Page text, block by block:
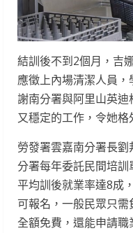
結訓後不到2個月，吉
應徵上內場清潔人員
謝南分署與阿里山英
又穩定的工作，令她格
勞發署雲嘉南分署長劉
分署每年委託民間培訓
平均訓後就業率達8成
可報名，一般民眾只
全額免費，還能申請